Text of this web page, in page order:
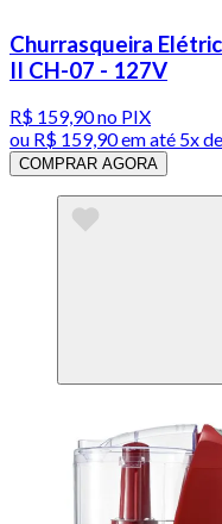
Churrasqueira
II CH-07 - 127V
R$ 159,90no PIX
ou R$ 159,90em até 5x
COMPRAR AGORA